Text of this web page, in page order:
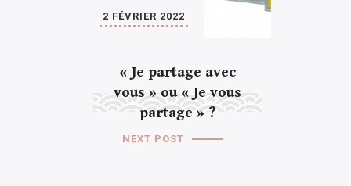
« Je partage avec
vous » ou « Je vous
partage » ?
2 FÉVRIER 2022
NEXT POST